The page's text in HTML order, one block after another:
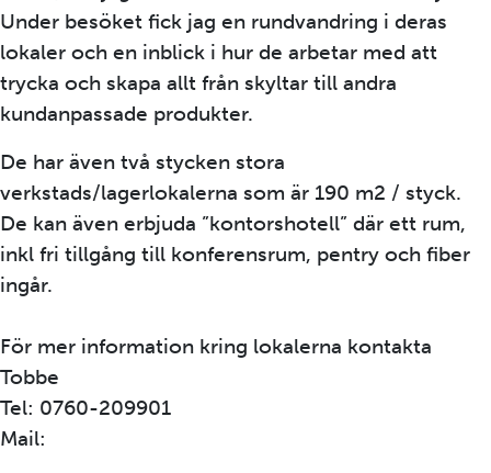
Under besöket fick jag en rundvandring i deras
lokaler och en inblick i hur de arbetar med att
trycka och skapa allt från skyltar till andra
kundanpassade produkter.
De har även två stycken stora
verkstads/lagerlokalerna som är 190 m2 / styck.
De kan även erbjuda ”kontorshotell” där ett rum,
inkl fri tillgång till konferensrum, pentry och fiber
ingår.
För mer information kring lokalerna kontakta
Tobbe
Tel: 0760-209901
Mail: